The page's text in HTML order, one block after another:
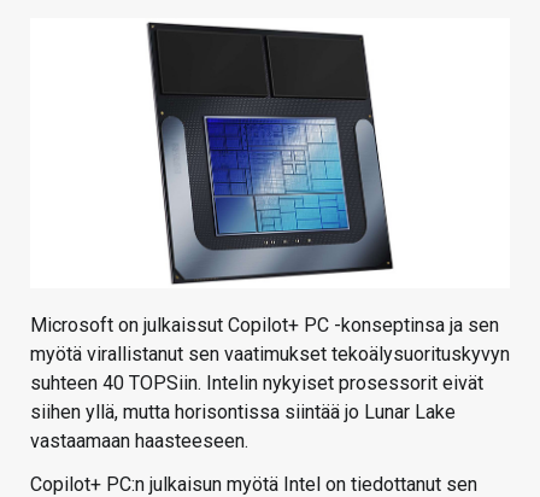
Microsoft on julkaissut Copilot+ PC -konseptinsa ja sen
myötä virallistanut sen vaatimukset tekoälysuorituskyvyn
suhteen 40 TOPSiin. Intelin nykyiset prosessorit eivät
siihen yllä, mutta horisontissa siintää jo Lunar Lake
vastaamaan haasteeseen.
Copilot+ PC:n julkaisun myötä Intel on tiedottanut sen